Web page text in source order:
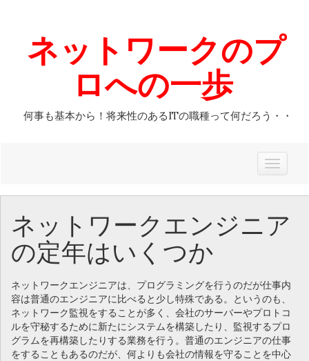
ネットワークのプ
ロへの一歩
何事も基本から！将来性のあるITの職種って何だろう・・
T
g
v
i
g
a
t
ネットワークエンジニア
の定年はいくつか
ネットワークエンジニアは、プログラミングを行うのだが仕事内
容は普通のエンジニアに比べると少し特殊である。というのも、
ネットワーク監視をすることが多く、会社のサーバーやプロトコ
ルを守秘するために新たにシステムを構築したり、監視するプロ
グラムを再構築したりする業務を行う。普通のエンジニアの仕事
をすることもあるのだが、何よりも会社の情報を守ることを中心